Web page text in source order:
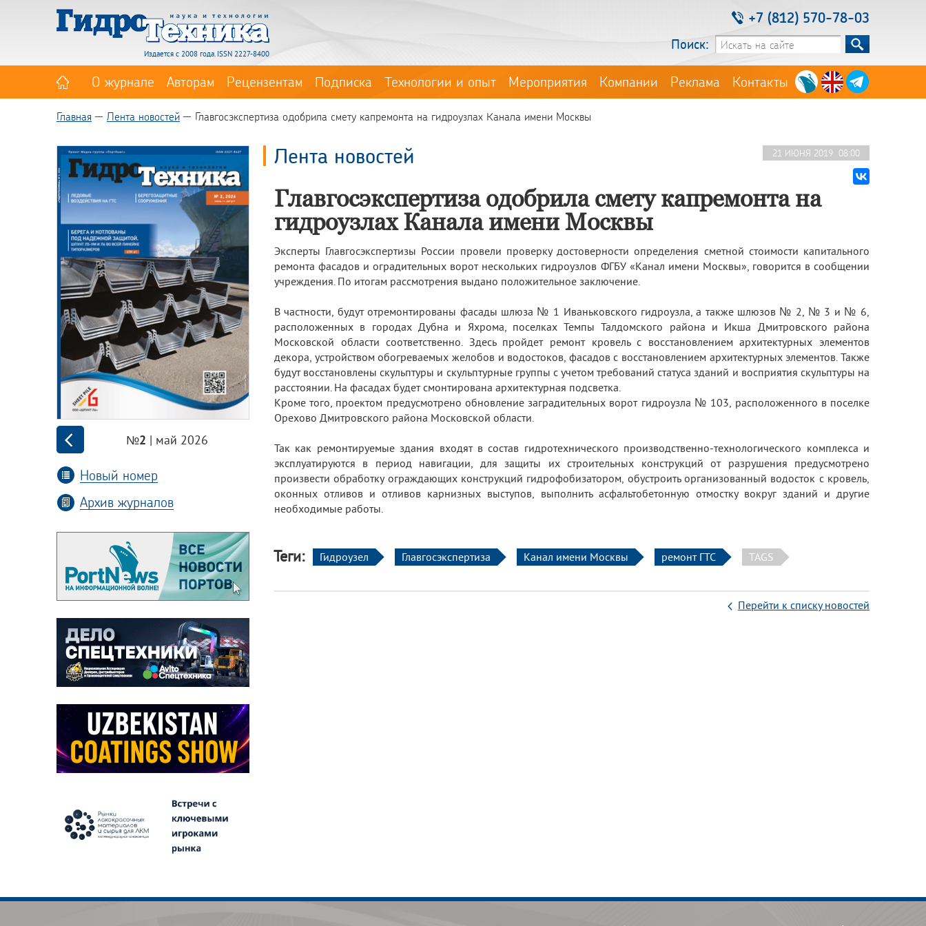
Издается с 2008 года. ISSN 2227-8400
+7 (812) 570-78-03
Поиск:
О журнале Авторам Рецензентам Подписка Технологии и опыт Мероприятия Компании Реклама Контакты
Главная Лента новостей Главгосэкспертиза одобрила смету капремонта на гидроузлах Канала имени Москвы
№2 | май 2026
Новый номер
Архив журналов
21 ИЮНЯ 2019 08:00
Лента новостей
Главгосэкспертиза одобрила смету капремонта на
гидроузлах Канала имени Москвы
Эксперты Главгосэкспертизы России провели проверку достоверности определения сметной стоимости капитального
ремонта фасадов и оградительных ворот нескольких гидроузлов ФГБУ «Канал имени Москвы», говорится в сообщении
учреждения. По итогам рассмотрения выдано положительное заключение.
В частности, будут отремонтированы фасады шлюза № 1 Иваньковского гидроузла, а также шлюзов № 2, № 3 и № 6,
расположенных в городах Дубна и Яхрома, поселках Темпы Талдомского района и Икша Дмитровского района
Московской области соответственно. Здесь пройдет ремонт кровель с восстановлением архитектурных элементов
декора, устройством обогреваемых желобов и водостоков, фасадов с восстановлением архитектурных элементов. Также
будут восстановлены скульптуры и скульптурные группы с учетом требований статуса зданий и восприятия скульптуры на
расстоянии. На фасадах будет смонтирована архитектурная подсветка.
Кроме того, проектом предусмотрено обновление заградительных ворот гидроузла № 103, расположенного в поселке
Орехово Дмитровского района Московской области.
Так как ремонтируемые здания входят в состав гидротехнического производственно-технологического комплекса и
эксплуатируются в период навигации, для защиты их строительных конструкций от разрушения предусмотрено
произвести обработку ограждающих конструкций гидрофобизатором, обустроить организованный водосток с кровель,
оконных отливов и отливов карнизных выступов, выполнить асфальтобетонную отмостку вокруг зданий и другие
необходимые работы.
Теги: Гидроузел Главгосэкспертиза Канал имени Москвы ремонт ГТС TAGS
Перейти к списку новостей